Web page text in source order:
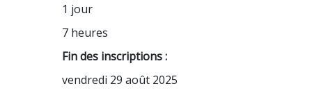
1 jour
7 heures
Fin des inscriptions :
vendredi 29 août 2025